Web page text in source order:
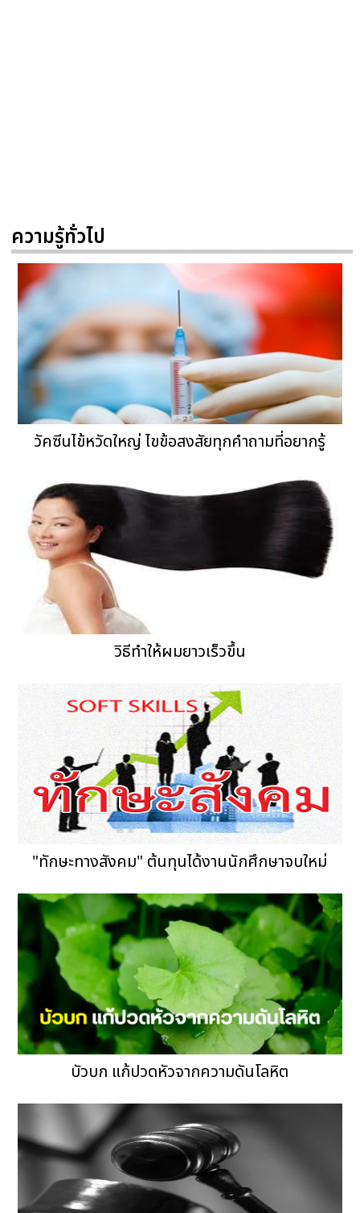
ความรู้ทั่วไป
วัคซีนไข้หวัดใหญ่ ไขข้อสงสัยทุกคำถามที่อยากรู้
วิธีทําให้ผมยาวเร็วขึ้น
"ทักษะทางสังคม" ต้นทุนได้งานนักศึกษาจบใหม่
บัวบก แก้ปวดหัวจากความดันโลหิต